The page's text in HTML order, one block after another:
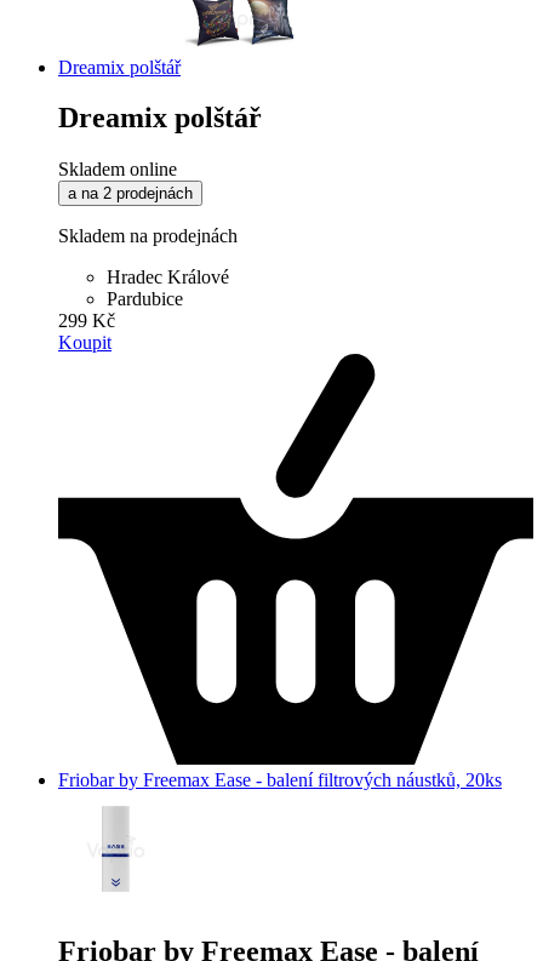
Dreamix polštář
Dreamix polštář
Skladem online
a na 2 prodejnách
Skladem na prodejnách
Hradec Králové
Pardubice
299 Kč
Koupit
Friobar by Freemax Ease - balení filtrových náustků, 20ks
Friobar by Freemax Ease - balení